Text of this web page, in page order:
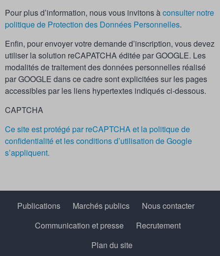
Pour plus d’information, nous vous invitons àconsulter notre
politique de Protection des Données Personnelles.
Enfin, pour envoyer votre demande d’inscription, vous devez
utiliser la solution reCAPATCHA éditée par GOOGLE. Les
modalités de traitement des données personnelles réalisé
par GOOGLE dans ce cadre sont explicitées sur les pages
accessibles par les liens hypertextes indiqués ci-dessous.
CAPTCHA
Ce site est protégé par reCAPTCHA et la politique de
confidentialité et les conditions d’utilisation de Google
s’appliquent.
Publications Marchés publics
Nous contacter
Communication et presse
Recrutement
Plan du site